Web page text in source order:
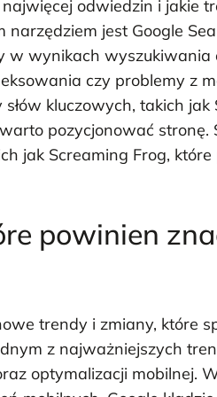
odwiedzin i jakie
jest Google
wynikach wyszukiwania
czy problemy z
kluczowych, takich jak
pozycjonować stronę.
jak Screaming Frog,
powinien
trendy i zmiany, które
z najważniejszych
optymalizacji mobilnej.